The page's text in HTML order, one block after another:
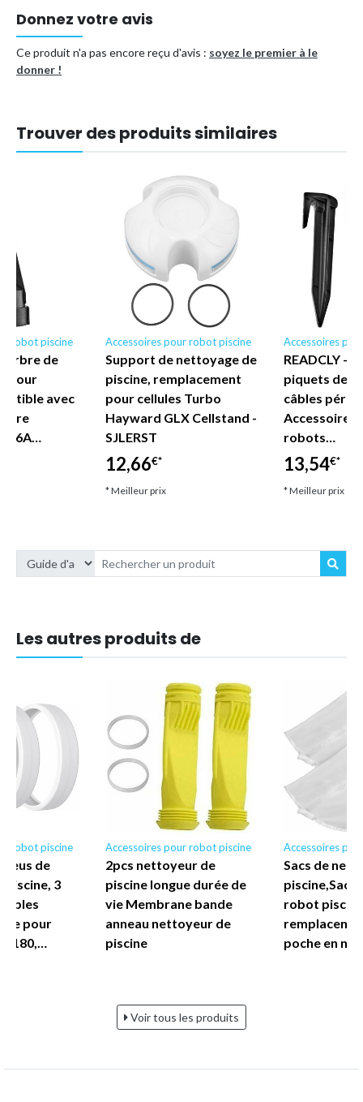
mural universel à déconnexion rapide UWF pour nettoyeur de
piscine Polaris 180280380 et vanne de régulation de pression
D29 9-100-9002
Donnez votre avis
Ce produit n'a pas encore reçu d'avis : soyez le premier à le
donner !
Trouver des produits similaires
robot piscine
de
pour
avec
Accessoires pour robot piscine
Support de nettoyage de
piscine, remplacement
pour cellules Turbo
Hayward GLX Cellstand -
SJLERST
12,66€*
* Meilleur prix
Accessoires
READCLY -
piquets de
câbles
Accessoires
robots…
13,54€*
* Meilleur prix
Les autres produits de
robot piscine
de
Piscine, 3
pour
180,…
Accessoires pour robot piscine
2pcs nettoyeur de
piscine longue durée de
vie Membrane bande
anneau nettoyeur de
piscine
Accessoires
Sacs de
piscine,Sac
robot
poche en
Voir tous les produits